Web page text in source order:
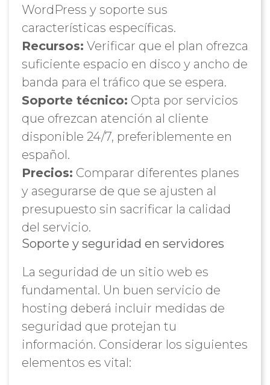
WordPress y soporte sus
características específicas.
Recursos: Verificar que el plan ofrezca
suficiente espacio en disco y ancho de
banda para el tráfico que se espera.
Soporte técnico: Opta por servicios
que ofrezcan atención al cliente
disponible 24/7, preferiblemente en
español.
Precios: Comparar diferentes planes
y asegurarse de que se ajusten al
presupuesto sin sacrificar la calidad
del servicio.
Soporte y seguridad en servidores
La seguridad de un sitio web es
fundamental. Un buen servicio de
hosting deberá incluir medidas de
seguridad que protejan tu
información. Considerar los siguientes
elementos es vital: